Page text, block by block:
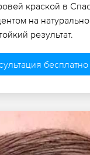
краской в
на
результат.
бесплатно